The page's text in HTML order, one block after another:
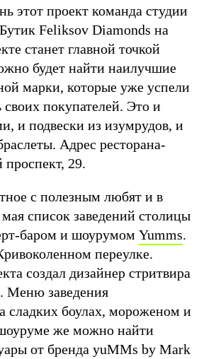
этот проект команда студии
Feliksov Diamonds на
станет главной точкой
будет найти наилучшие
марки, которые уже успели
своих покупателей. Это и
и подвески из изумрудов, и
Адрес ресторана-
29.
с полезным любят и в
список заведений столицы
баром и шоурумом Yumms.
переулке.
создал дизайнер стритвира
Меню заведения
сладких боулах, мороженом и
же можно найти
от бренда yuMMs by Mark